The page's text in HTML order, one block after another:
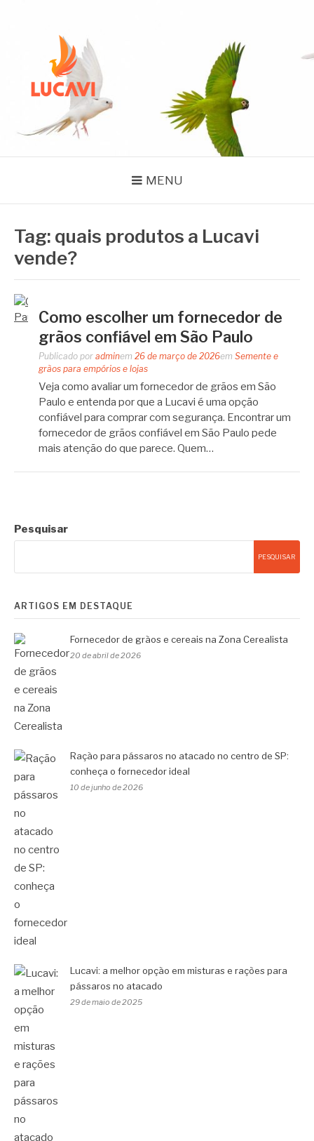
BLOG LUCAVI
SEMENTES
MENU
Tag: quais produtos a Lucavi
vende?
Como escolher um fornecedor de
grãos confiável em São Paulo
Publicado por adminem 26 de março de 2026em Semente e
grãos para empórios e lojas
Veja como avaliar um fornecedor de grãos em São
Paulo e entenda por que a Lucavi é uma opção
confiável para comprar com segurança. Encontrar um
fornecedor de grãos confiável em São Paulo pede
mais atenção do que parece. Quem…
Pesquisar
PESQUISAR
ARTIGOS EM DESTAQUE
Fornecedor de grãos e cereais na Zona Cerealista
20 de abril de 2026
Ração para pássaros no atacado no centro de SP:
conheça o fornecedor ideal
10 de junho de 2026
Lucavi: a melhor opção em misturas e rações para
pássaros no atacado
29 de maio de 2025